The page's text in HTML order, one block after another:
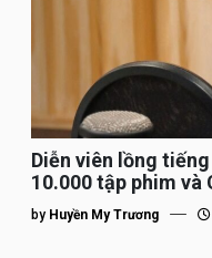
Diễn viên lồng
10.000 tập phim và
nhất”
by Huyền My Trương